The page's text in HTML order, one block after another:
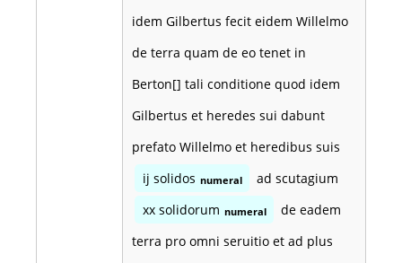
idem Gilbertus fecit eidem Willelmo
de terra quam de eo tenet in
Berton[] tali conditione quod idem
Gilbertus et heredes sui dabunt
prefato Willelmo et heredibus suis
ij solidos numeral
ad scutagium
xx solidorum numeral
de eadem
terra pro omni seruitio et ad plus